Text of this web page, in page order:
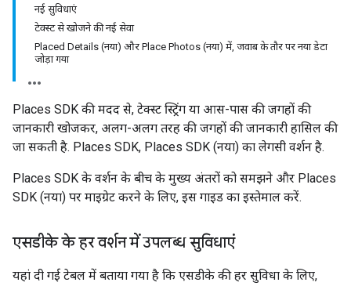
नई सुविधाएं
टेक्स्ट से खोजने की नई सेवा
Placed Details (नया) और Place Photos (नया) में, जवाब के तौर पर नया डेटा
जोड़ा गया
Places SDK की मदद से, टेक्स्ट स्ट्रिंग या आस-पास की जगहों की
जानकारी खोजकर, अलग-अलग तरह की जगहों की जानकारी हासिल की
जा सकती है. Places SDK, Places SDK (नया) का लेगसी वर्शन है.
Places SDK के वर्शन के बीच के मुख्य अंतरों को समझने और Places
SDK (नया) पर माइग्रेट करने के लिए, इस गाइड का इस्तेमाल करें.
एसडीके के हर वर्शन में उपलब्ध सुविधाएं
यहां दी गई टेबल में बताया गया है कि एसडीके की हर सुविधा के लिए,